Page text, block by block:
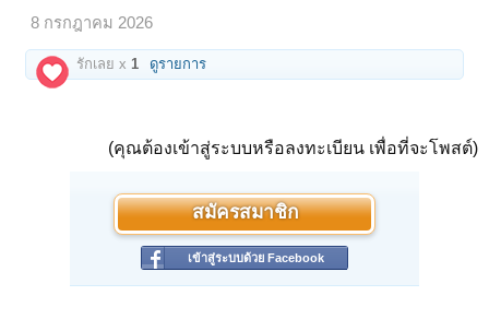
8 กรกฎาคม 2026
รักเลย x1 ดูรายการ
(คุณต้องเข้าสู่ระบบหรือลงทะเบียน เพื่อที่จะโพสต์)
สมัครสมาชิก
เข้าสู่ระบบด้วย Facebook